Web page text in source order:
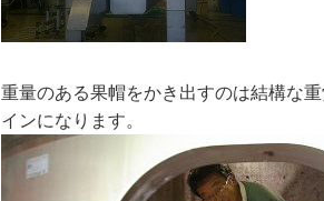
重量のある果帽をかき出すのは結構な
インになります。